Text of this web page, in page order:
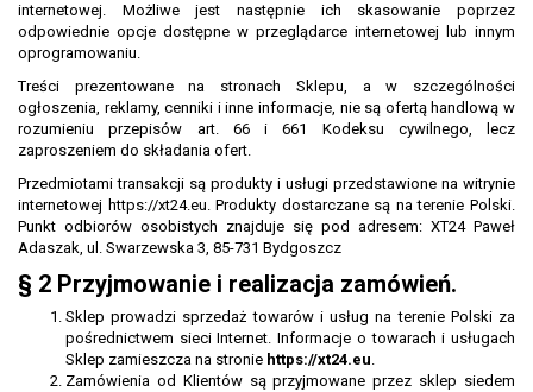
internetowej. Możliwe jest następnie ich skasowanie poprzez
odpowiednie opcje dostępne w przeglądarce internetowej lub innym
oprogramowaniu.
Treści prezentowane na stronach Sklepu, a w szczególności
ogłoszenia, reklamy, cenniki i inne informacje, nie są ofertą handlową w
rozumieniu przepisów art. 66 i 661 Kodeksu cywilnego, lecz
zaproszeniem do składania ofert.
Przedmiotami transakcji są produkty i usługi przedstawione na witrynie
internetowej https://xt24.eu. Produkty dostarczane są na terenie Polski.
Punkt odbiorów osobistych znajduje się pod adresem: XT24 Paweł
Adaszak, ul. Swarzewska 3, 85-731 Bydgoszcz
§ 2 Przyjmowanie i realizacja zamówień.
Sklep prowadzi sprzedaż towarów i usług na terenie Polski za
pośrednictwem sieci Internet. Informacje o towarach i usługach
Sklep zamieszcza na stronie https://xt24.eu.
Zamówienia od Klientów są przyjmowane przez sklep siedem